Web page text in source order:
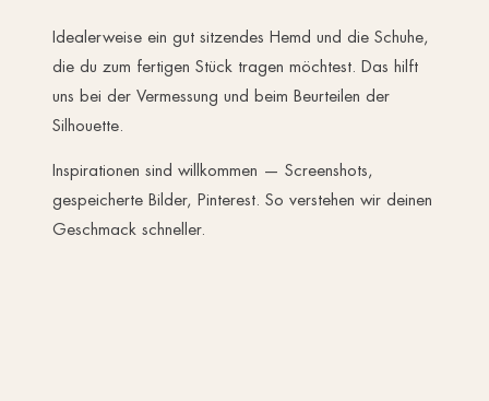
Idealerweise ein gut sitzendes Hemd und die Schuhe,
die du zum fertigen Stück tragen möchtest. Das hilft
uns bei der Vermessung und beim Beurteilen der
Silhouette.
Inspirationen sind willkommen — Screenshots,
gespeicherte Bilder, Pinterest. So verstehen wir deinen
Geschmack schneller.